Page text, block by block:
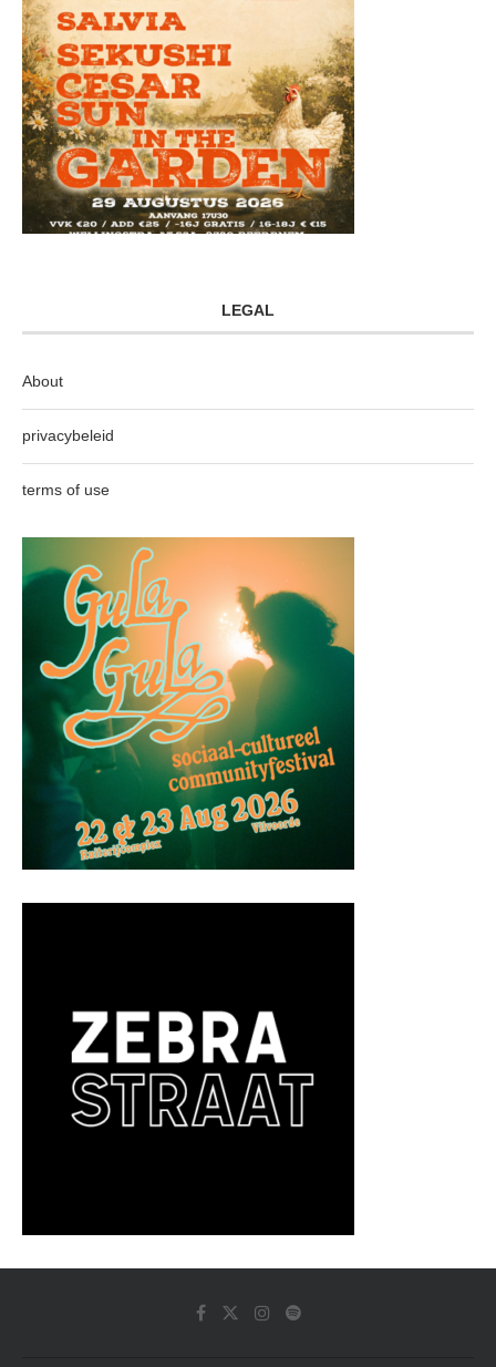
LEGAL
About
privacybeleid
terms of use